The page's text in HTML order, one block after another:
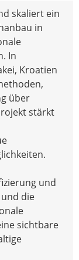
skaliert ein
in
In
Kroatien
über
stärkt
und
die
sichtbare